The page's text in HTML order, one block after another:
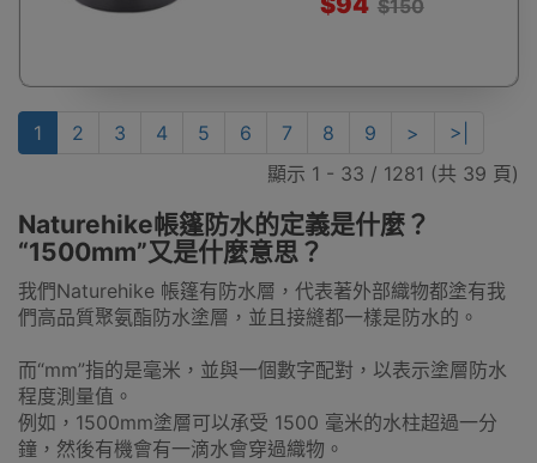
$150
1 2 3 4 5 6 7 8 9 >
>|
顯示 1 - 33 / 1281 (共 39 頁)
Naturehike帳篷防水的定義是什麼？
“1500mm”又是什麼意思？
我們Naturehike 帳篷有防水層，代表著外部織物都塗有我
們高品質聚氨酯防水塗層，並且接縫都一樣是防水的。
而“mm”指的是毫米，並與一個數字配對，以表示塗層防水
程度測量值。
例如，1500mm塗層可以承受 1500 毫米的水柱超過一分
鐘，然後有機會有一滴水會穿過織物。